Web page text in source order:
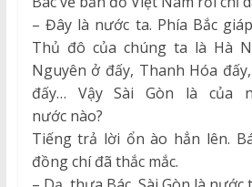
– Đây là nước ta. Phía Bắc
Thủ đô của chúng ta là Hà
Nguyên ở đấy, Thanh Hóa
đấy… Vậy Sài Gòn là của
nước nào?
Tiếng trả lời ổn ào hẳn lên.
đồng chí đã thắc mắc.